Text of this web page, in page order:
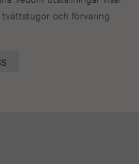
och förvaring.